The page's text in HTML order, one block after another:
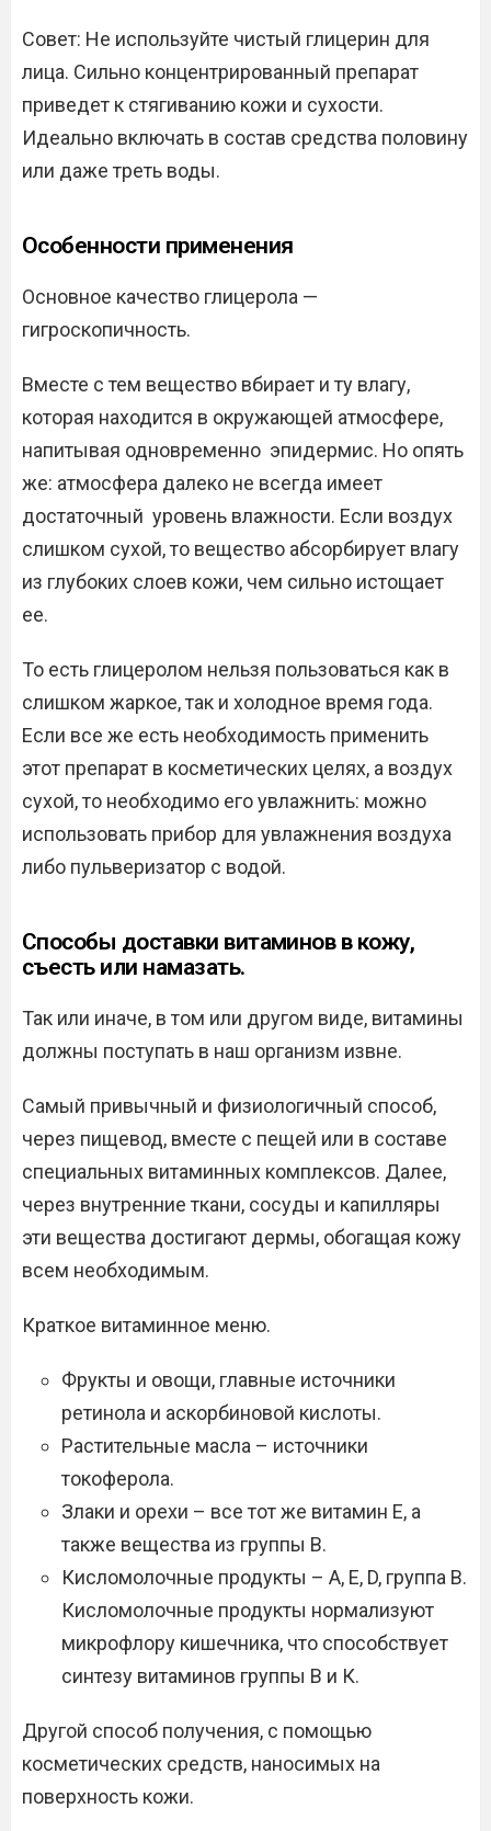
Совет: Не используйте чистый глицерин для
лица. Сильно концентрированный препарат
приведет к стягиванию кожи и сухости.
Идеально включать в состав средства половину
или даже треть воды.
Особенности применения
Основное качество глицерола —
гигроскопичность.
Вместе с тем вещество вбирает и ту влагу,
которая находится в окружающей атмосфере,
напитывая одновременно эпидермис. Но опять
же: атмосфера далеко не всегда имеет
достаточный уровень влажности. Если воздух
слишком сухой, то вещество абсорбирует влагу
из глубоких слоев кожи, чем сильно истощает
ее.
То есть глицеролом нельзя пользоваться как в
слишком жаркое, так и холодное время года.
Если все же есть необходимость применить
этот препарат в косметических целях, а воздух
сухой, то необходимо его увлажнить: можно
использовать прибор для увлажнения воздуха
либо пульверизатор с водой.
Способы доставки витаминов в кожу,
съесть или намазать.
Так или иначе, в том или другом виде, витамины
должны поступать в наш организм извне.
Самый привычный и физиологичный способ,
через пищевод, вместе с пещей или в составе
специальных витаминных комплексов. Далее,
через внутренние ткани, сосуды и капилляры
эти вещества достигают дермы, обогащая кожу
всем необходимым.
Краткое витаминное меню.
Фрукты и овощи, главные источники
ретинола и аскорбиновой кислоты.
Растительные масла – источники
токоферола.
Злаки и орехи – все тот же витамин Е, а
также вещества из группы В.
Кисломолочные продукты – А, Е, D, группа В.
Кисломолочные продукты нормализуют
микрофлору кишечника, что способствует
синтезу витаминов группы В и К.
Другой способ получения, с помощью
косметических средств, наносимых на
поверхность кожи.